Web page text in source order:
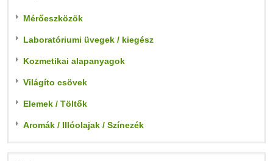
Mérőeszközök
Laboratóriumi üvegek / kiegész
Kozmetikai alapanyagok
Világíto csövek
Elemek / Töltők
Aromák / Illóolajak / Színezék